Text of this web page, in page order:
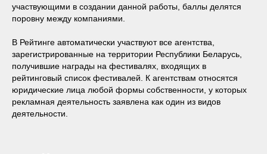
участвующими в создании данной работы, баллы делятся
поровну между компаниями.
В Рейтинге автоматически участвуют все агентства,
зарегистрированные на территории Республики Беларусь,
получившие награды на фестивалях, входящих в
рейтинговый список фестивалей. К агентствам относятся
юридические лица любой формы собственности, у которых
рекламная деятельность заявлена как один из видов
деятельности.